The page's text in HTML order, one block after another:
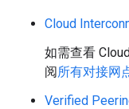
Cloud
如需查看
阅所有对接网
Verified